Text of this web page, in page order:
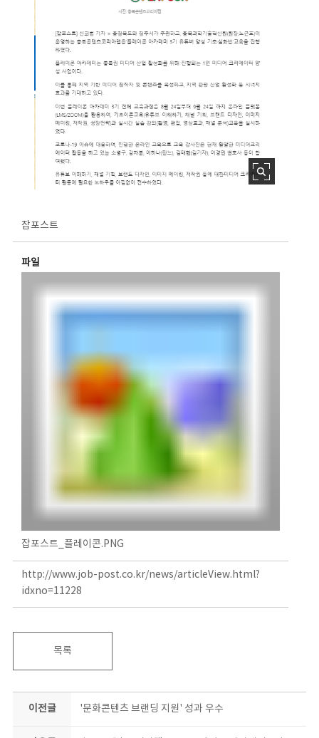
잡포스트
파일
잡포스트_플레이콘.PNG
http://www.job-post.co.kr/news/articleView.html?
idxno=11228
목록
이전글 '문화콘텐츠 브랜딩 지원' 성과 우수